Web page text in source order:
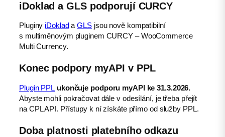
iDoklad a GLS podporují CURCY
Pluginy iDokladaGLSjsou nově kompatibilní
s multiměnovým pluginem CURCY – WooCommerce
Multi Currency.
Konec podpory myAPI v PPL
Plugin PPL ukončuje podporu myAPI ke 31.3.2026.
Abyste mohli pokračovat dále v odesílání, je třeba přejít
na CPL API. Přístupy k ní získáte přímo od služby PPL.
Doba platnosti platebního odkazu